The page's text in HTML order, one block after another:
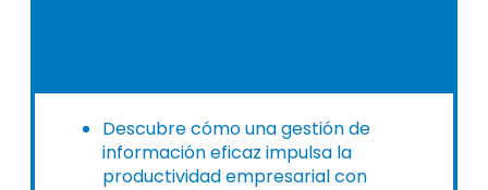
Descubre cómo una gestión de
información eficaz impulsa la
productividad empresarial con